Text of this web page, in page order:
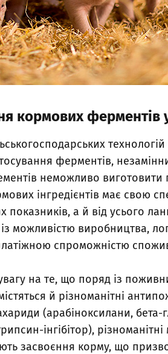
кормових ферментів
технологій
ферментів,
неможливо
інгредієнтів має свою
показників, а й від усього
можливістю виробництва,
спроможністю
на те, що поряд із
й різноманітні
(арабіноксилани,
інгібітор),
засвоєння корму, що